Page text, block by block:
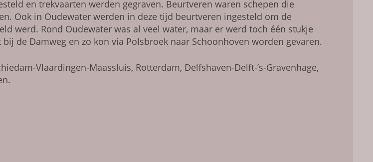
en trekvaarten werden gegraven. Beurtveren waren schepen die
Ook in Oudewater werden in deze tijd beurtveren ingesteld om de
werd. Rond Oudewater was al veel water, maar er werd toch één stukje
de Damweg en zo kon via Polsbroek naar Schoonhoven worden gevaren.
Vlaardingen-Maassluis, Rotterdam, Delfshaven-Delft-’s-Gravenhage,